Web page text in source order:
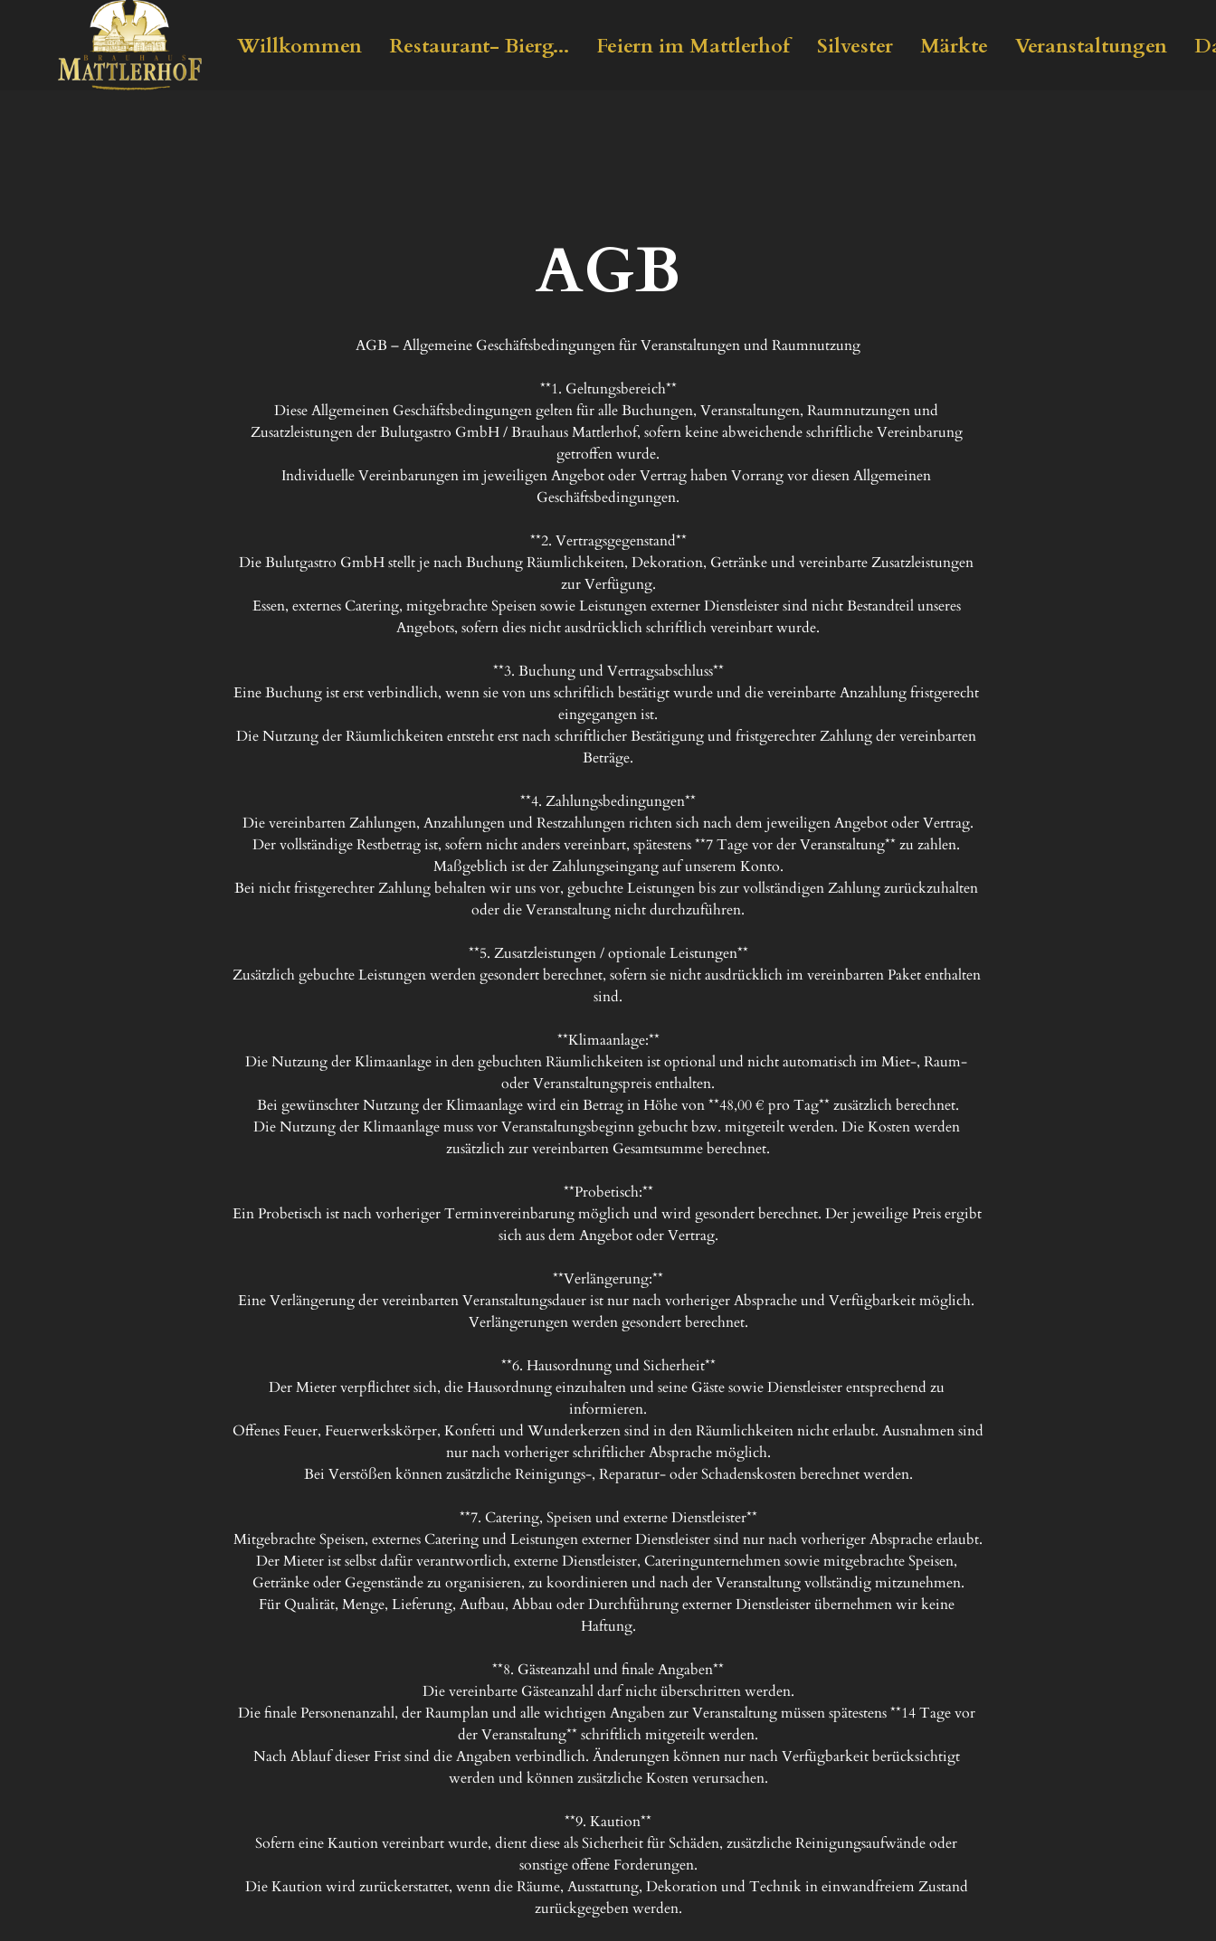
Willkommen Restaurant- Bierg... Feiern im Mattlerhof Silvester Märkte Veranstaltungen
AGB
AGB – Allgemeine Geschäftsbedingungen für Veranstaltungen und Raumnutzung
**1. Geltungsbereich**
Diese Allgemeinen Geschäftsbedingungen gelten für alle Buchungen, Veranstaltungen, Raumnutzungen und
Zusatzleistungen der Bulutgastro GmbH / Brauhaus Mattlerhof, sofern keine abweichende schriftliche Vereinbarung
getroffen wurde.
Individuelle Vereinbarungen im jeweiligen Angebot oder Vertrag haben Vorrang vor diesen Allgemeinen
Geschäftsbedingungen.
**2. Vertragsgegenstand**
Die Bulutgastro GmbH stellt je nach Buchung Räumlichkeiten, Dekoration, Getränke und vereinbarte Zusatzleistungen
zur Verfügung.
Essen, externes Catering, mitgebrachte Speisen sowie Leistungen externer Dienstleister sind nicht Bestandteil unseres
Angebots, sofern dies nicht ausdrücklich schriftlich vereinbart wurde.
**3. Buchung und Vertragsabschluss**
Eine Buchung ist erst verbindlich, wenn sie von uns schriftlich bestätigt wurde und die vereinbarte Anzahlung fristgerecht
eingegangen ist.
Die Nutzung der Räumlichkeiten entsteht erst nach schriftlicher Bestätigung und fristgerechter Zahlung der vereinbarten
Beträge.
**4. Zahlungsbedingungen**
Die vereinbarten Zahlungen, Anzahlungen und Restzahlungen richten sich nach dem jeweiligen Angebot oder Vertrag.
Der vollständige Restbetrag ist, sofern nicht anders vereinbart, spätestens **7 Tage vor der Veranstaltung** zu zahlen.
Maßgeblich ist der Zahlungseingang auf unserem Konto.
Bei nicht fristgerechter Zahlung behalten wir uns vor, gebuchte Leistungen bis zur vollständigen Zahlung zurückzuhalten
oder die Veranstaltung nicht durchzuführen.
**5. Zusatzleistungen / optionale Leistungen**
Zusätzlich gebuchte Leistungen werden gesondert berechnet, sofern sie nicht ausdrücklich im vereinbarten Paket enthalten
sind.
**Klimaanlage:**
Die Nutzung der Klimaanlage in den gebuchten Räumlichkeiten ist optional und nicht automatisch im Miet-, Raum-
oder Veranstaltungspreis enthalten.
Bei gewünschter Nutzung der Klimaanlage wird ein Betrag in Höhe von **48,00 € pro Tag** zusätzlich berechnet.
Die Nutzung der Klimaanlage muss vor Veranstaltungsbeginn gebucht bzw. mitgeteilt werden. Die Kosten werden
zusätzlich zur vereinbarten Gesamtsumme berechnet.
**Probetisch:**
Ein Probetisch ist nach vorheriger Terminvereinbarung möglich und wird gesondert berechnet. Der jeweilige Preis ergibt
sich aus dem Angebot oder Vertrag.
**Verlängerung:**
Eine Verlängerung der vereinbarten Veranstaltungsdauer ist nur nach vorheriger Absprache und Verfügbarkeit möglich.
Verlängerungen werden gesondert berechnet.
**6. Hausordnung und Sicherheit**
Der Mieter verpflichtet sich, die Hausordnung einzuhalten und seine Gäste sowie Dienstleister entsprechend zu
informieren.
Offenes Feuer, Feuerwerkskörper, Konfetti und Wunderkerzen sind in den Räumlichkeiten nicht erlaubt. Ausnahmen sind
nur nach vorheriger schriftlicher Absprache möglich.
Bei Verstößen können zusätzliche Reinigungs-, Reparatur- oder Schadenskosten berechnet werden.
**7. Catering, Speisen und externe Dienstleister**
Mitgebrachte Speisen, externes Catering und Leistungen externer Dienstleister sind nur nach vorheriger Absprache erlaubt.
Der Mieter ist selbst dafür verantwortlich, externe Dienstleister, Cateringunternehmen sowie mitgebrachte Speisen,
Getränke oder Gegenstände zu organisieren, zu koordinieren und nach der Veranstaltung vollständig mitzunehmen.
Für Qualität, Menge, Lieferung, Aufbau, Abbau oder Durchführung externer Dienstleister übernehmen wir keine
Haftung.
**8. Gästeanzahl und finale Angaben**
Die vereinbarte Gästeanzahl darf nicht überschritten werden.
Die finale Personenanzahl, der Raumplan und alle wichtigen Angaben zur Veranstaltung müssen spätestens **14 Tage vor
der Veranstaltung** schriftlich mitgeteilt werden.
Nach Ablauf dieser Frist sind die Angaben verbindlich. Änderungen können nur nach Verfügbarkeit berücksichtigt
werden und können zusätzliche Kosten verursachen.
**9. Kaution**
Sofern eine Kaution vereinbart wurde, dient diese als Sicherheit für Schäden, zusätzliche Reinigungsaufwände oder
sonstige offene Forderungen.
Die Kaution wird zurückerstattet, wenn die Räume, Ausstattung, Dekoration und Technik in einwandfreiem Zustand
zurückgegeben werden.